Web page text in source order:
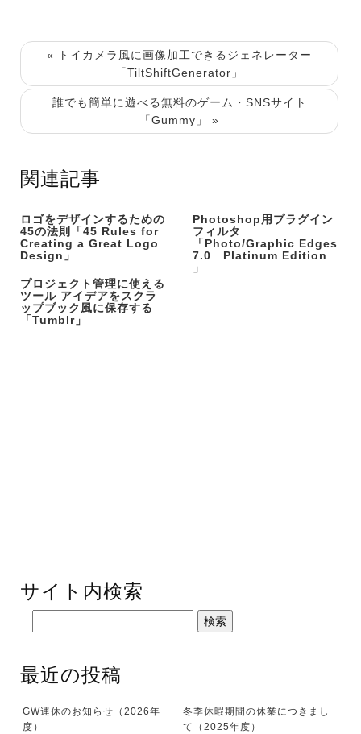
« トイカメラ風に画像加工できるジェネレーター
「TiltShiftGenerator」
誰でも簡単に遊べる無料のゲーム・SNSサイト
「Gummy」 »
関連記事
ロゴをデザインするための
45の法則「45 Rules for
Creating a Great Logo
Design」
Photoshop用プラグイン
フィルタ
「Photo/Graphic Edges
7.0 Platinum Edition
」
プロジェクト管理に使える
ツール アイデアをスクラ
ップブック風に保存する
「Tumblr」
サイト内検索
最近の投稿
GW連休のお知らせ（2026年
度）
冬季休暇期間の休業につきまし
て（2025年度）